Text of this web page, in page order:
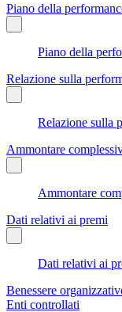
Piano della
Piano della
Relazione sulla
Relazione sulla
Ammontare
Ammontare
Dati relativi ai premi
Dati relativi ai
Benessere
Enti controllati